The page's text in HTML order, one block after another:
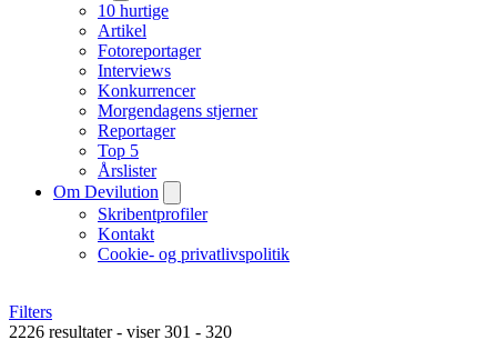
10 hurtige
Artikel
Fotoreportager
Interviews
Konkurrencer
Morgendagens stjerner
Reportager
Top 5
Årslister
Om Devilution
Skribentprofiler
Kontakt
Cookie- og privatlivspolitik
Filters
2226 resultater - viser 301 - 320